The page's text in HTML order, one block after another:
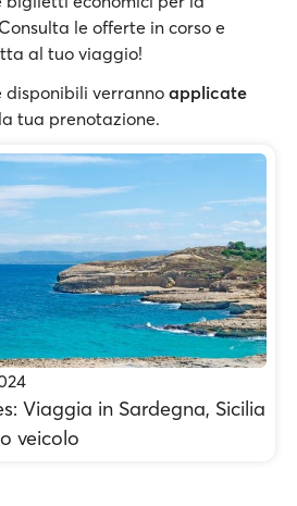
le offerte in corso e
al tuo viaggio!
disponibili verranno applicate
tua prenotazione.
Viaggia in Sardegna, Sicilia
veicolo